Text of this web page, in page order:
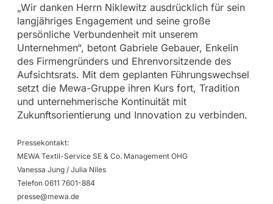
„Wir danken Herrn Niklewitz ausdrücklich für sein
langjähriges Engagement und seine große
persönliche Verbundenheit mit unserem
Unternehmen“, betont Gabriele Gebauer, Enkelin
des Firmengründers und Ehrenvorsitzende des
Aufsichtsrats. Mit dem geplanten Führungswechsel
setzt die Mewa-Gruppe ihren Kurs fort, Tradition
und unternehmerische Kontinuität mit
Zukunftsorientierung und Innovation zu verbinden.
Pressekontakt:
MEWA Textil-Service SE & Co. Management OHG
Vanessa Jung / Julia Niles
Telefon 0611 7601-884
presse@mewa.de